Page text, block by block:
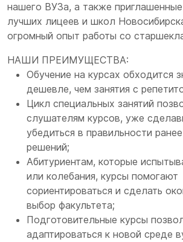
нашего ВУЗа, а также приглашенные
лучших лицеев и школ
огромный опыт работы со
НАШИ ПРЕИМУЩЕСТВА:
Обучение на курсах обходится
дешевле, чем занятия с
Цикл специальных занятий
слушателям курсов, уже
убедиться в правильности
решений;
Абитуриентам, которые
или колебания, курсы помогают
сориентироваться и сделать
выбор факультета;
Подготовительные курсы
адаптироваться к новой среде